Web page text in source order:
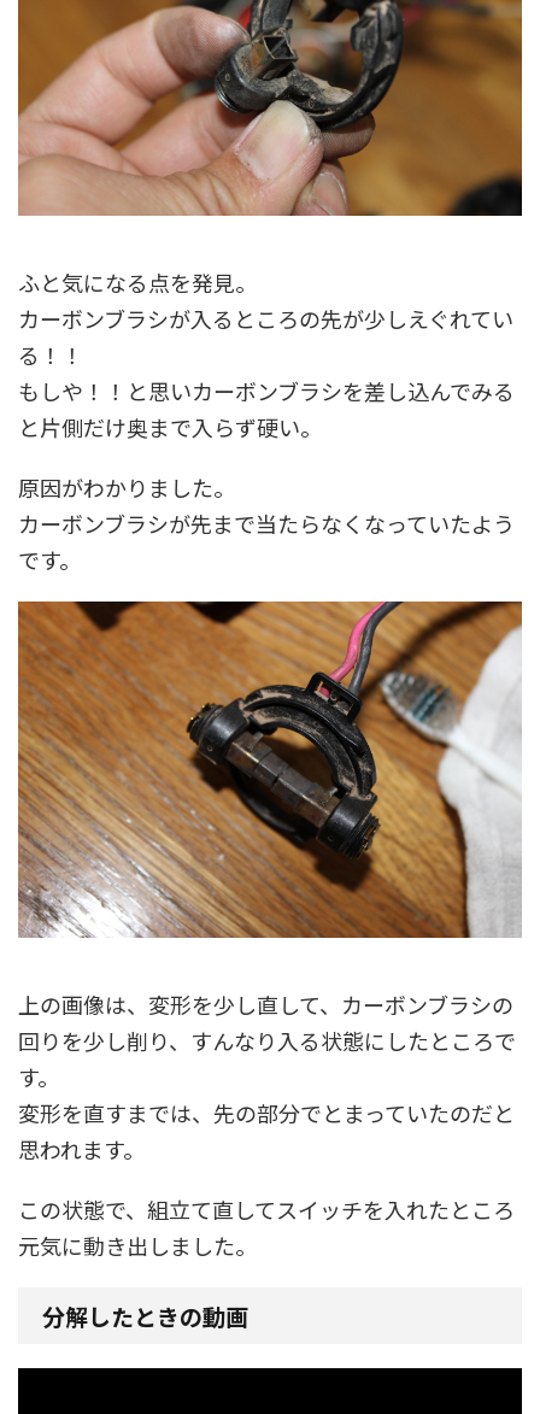
ふと気になる点を発見。
カーボンブラシが入るところの先が少しえぐれてい
る！！
もしや！！と思いカーボンブラシを差し込んでみる
と片側だけ奥まで入らず硬い。
原因がわかりました。
カーボンブラシが先まで当たらなくなっていたよう
です。
上の画像は、変形を少し直して、カーボンブラシの
回りを少し削り、すんなり入る状態にしたところで
す。
変形を直すまでは、先の部分でとまっていたのだと
思われます。
この状態で、組立て直してスイッチを入れたところ
元気に動き出しました。
分解したときの動画